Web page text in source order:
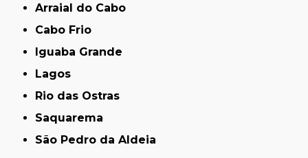
Arraial do Cabo
Cabo Frio
Iguaba Grande
Lagos
Rio das Ostras
Saquarema
São Pedro da Aldeia